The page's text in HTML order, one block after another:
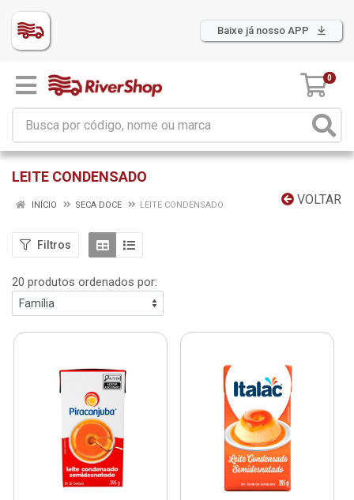
Baixe já nosso APP
0
LEITE CONDENSADO
VOLTAR
INÍCIO SECA DOCE LEITE CONDENSADO
Filtros
20 produtos ordenados por: